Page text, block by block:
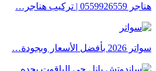
| تركيب هناجر…
الأسعار وبجودة…